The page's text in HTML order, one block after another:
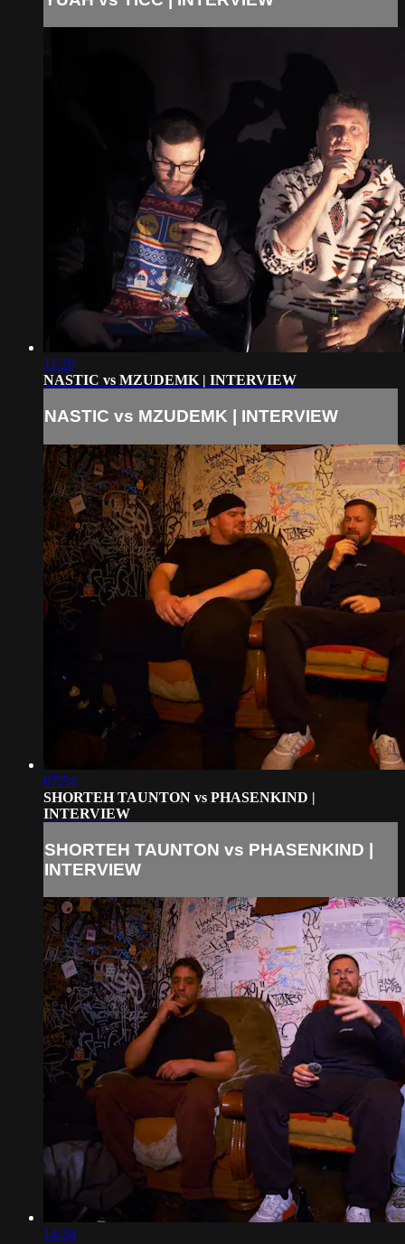
11:20
NASTIC vs MZUDEMK | INTERVIEW
NASTIC vs MZUDEMK | INTERVIEW
07:54
SHORTEH TAUNTON vs PHASENKIND |
INTERVIEW
SHORTEH TAUNTON vs PHASENKIND |
INTERVIEW
14:34